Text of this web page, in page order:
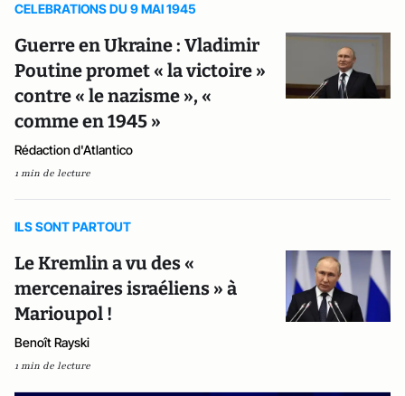
CELEBRATIONS DU 9 MAI 1945
Guerre en Ukraine : Vladimir
Poutine promet « la victoire »
contre « le nazisme », «
comme en 1945 »
Rédaction d'Atlantico
1 min de lecture
ILS SONT PARTOUT
Le Kremlin a vu des «
mercenaires israéliens » à
Marioupol !
Benoît Rayski
1 min de lecture